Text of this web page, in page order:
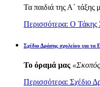
Τα παιδιά της Α΄
Περισσότερα: Ο Τάκης
Σχέδιο Δράσης σχολείου για τα
Το όραμά μας «Σκοπός
Περισσότερα: Σχέδιο